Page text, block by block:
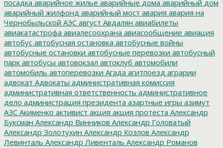
посадка аварийное жилье аварийные дома аварийный дом
аварийный жилфонд аварийный мост авария авария на
Чернобыльской АЭС август Авдалян авиабилеты
авиакатастрофа авиалесоохрана авиасообщение авиация
автобус автобусная остановка автобусные войны
автобусные остановки автобусные перевозки автобусный
парк автобусы автовокзал автоклуб автомобили
автомобиль автоперевозки Агада агитпоезд аграрии
адвокат Адвокаты административная комиссия
административная ответственность административное
дело администрация президента азартные игры азимут
АЗС Акименко активист акция акция протеста Александр
Буксман Александр Винников Александр Головатый
Александр Золотухин Александр Козлов Александр
Левинталь Александр Ливенталь Александр Романов